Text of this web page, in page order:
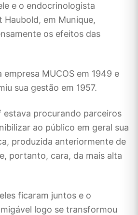
e o endocrinologista
Haubold, em Munique,
os efeitos das
empresa MUCOS em 1949 e
sua gestão em 1957.
estava procurando parceiros
ao público em geral sua
produzida anteriormente de
portanto, cara, da mais alta
ficaram juntos e o
logo se transformou